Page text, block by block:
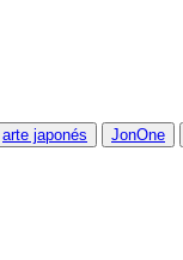
arte japonés JonOne